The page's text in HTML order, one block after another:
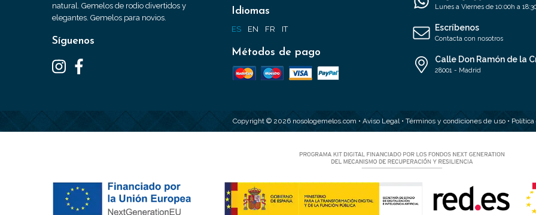
natural. Gemelos de rodio divertidos y
elegantes. Gemelos para novios.
Síguenos
Idiomas
ES EN FR IT
Métodos de pago
Lunes a Viernes de 10:00h a
Escríbenos
Contacta con nosotros
Calle Don Ramón de la
28001 - Madrid
Copyright © 2026 nosologemelos.com • Aviso Legal • Términos y condiciones de uso•